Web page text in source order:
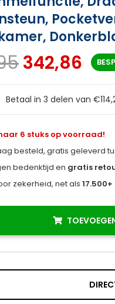
342,86
Betaal in 3 delen van
6 stuks op voorraad!
besteld, gratis geleverd
bedenktijd en gratis
zekerheid, net als